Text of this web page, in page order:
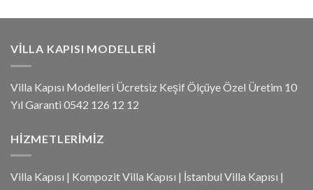
VILLA KAPISI MODELLERI
Villa Kapısı Modelleri Ücretsiz Keşif Ölçüye Özel Üretim 10
Yıl Garanti 0542 126 12 12
HIZMETLERIMIZ
Villa Kapısı | Kompozit Villa Kapısı | İstanbul Villa Kapısı |